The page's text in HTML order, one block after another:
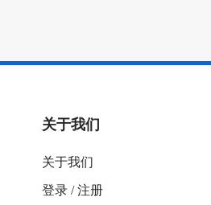
关于我们
关于我们
登录 /注册